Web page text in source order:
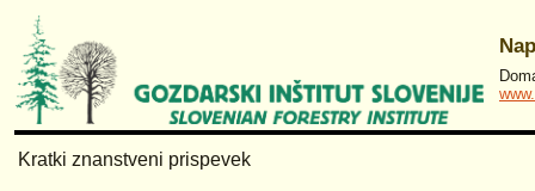
Kratki znanstveni prispevek